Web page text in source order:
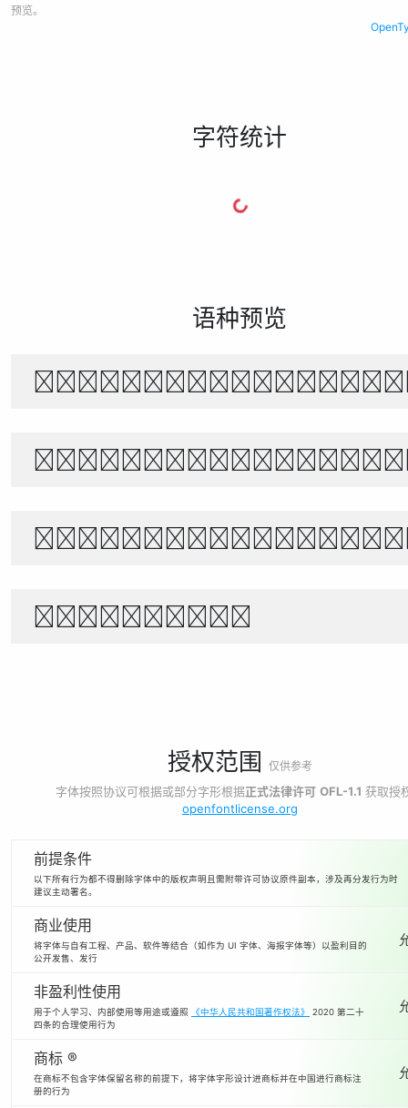
预览。
字符统计
语种预览
The quick brown
あきのよの つきにさびしき をがは
世界宇宙浩瀚無垠，科技創新永無止
1234567890
授权范围 仅供参考
字体按照协议可根据或部分字形根据正式法律许可 OFL-1.1 获取授
openfontlicense.org
前提条件
以下所有行为都不得删除字体中的版权声明且需附带许可协议原件副本，涉及再分发行为时
建议主动署名。
商业使用
将字体与自有工程、产品、软件等结合（如作为 UI 字体、海报字体等）以盈利目的
公开发售、发行
非盈利性使用
用于个人学习、内部使用等用途或遵照 《中华人民共和国著作权法》
2020 第二十
四条的合理使用行为
商标 ®
在商标不包含字体保留名称的前提下，将字体字形设计进商标并在中国进行商标注
册的行为